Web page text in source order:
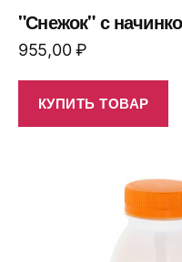
"Снежок" с
955,00₽
КУПИТЬ ТОВАР